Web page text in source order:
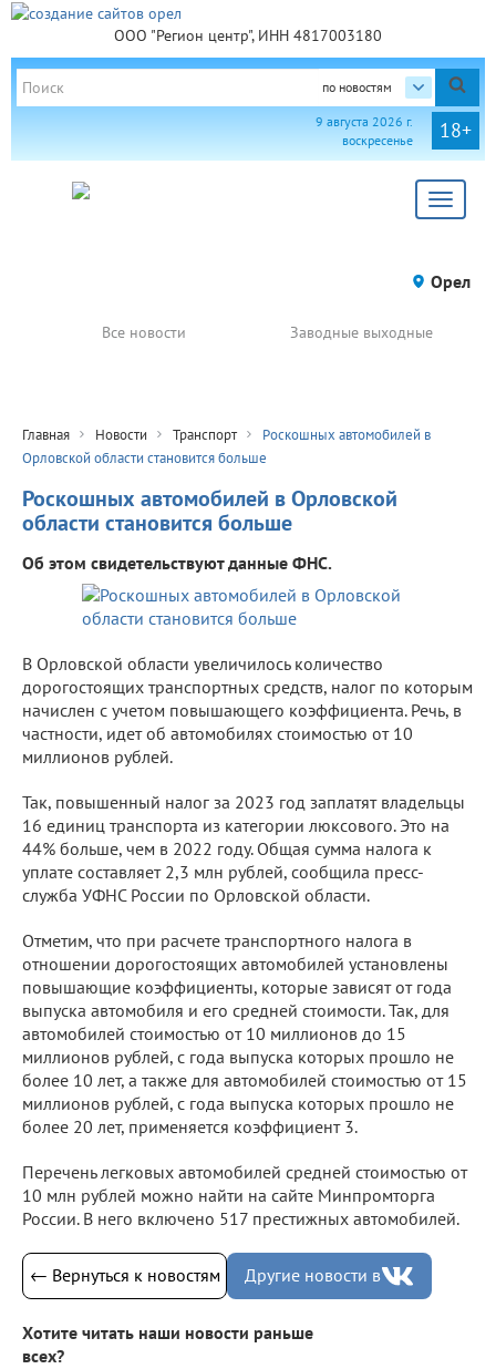
ООО "Регион центр", ИНН 4817003180
по новостям
18+
9 августа 2026 г.
воскресенье
Toggle
Орел
Все новости Заводные выходные
Главная Новости Транспорт
Роскошных автомобилей в
Орловской области становится больше
Роскошных автомобилей в Орловской
области становится больше
Об этом свидетельствуют данные ФНС.
В Орловской области увеличилось количество
дорогостоящих транспортных средств, налог по которым
начислен с учетом повышающего коэффициента. Речь, в
частности, идет об автомобилях стоимостью от 10
миллионов рублей.
Так, повышенный налог за 2023 год заплатят владельцы
16 единиц транспорта из категории люксового. Это на
44% больше, чем в 2022 году. Общая сумма налога к
уплате составляет 2,3 млн рублей, сообщила пресс-
служба УФНС России по Орловской области.
Отметим, что при расчете транспортного налога в
отношении дорогостоящих автомобилей установлены
повышающие коэффициенты, которые зависят от года
выпуска автомобиля и его средней стоимости. Так, для
автомобилей стоимостью от 10 миллионов до 15
миллионов рублей, с года выпуска которых прошло не
более 10 лет, а также для автомобилей стоимостью от 15
миллионов рублей, с года выпуска которых прошло не
более 20 лет, применяется коэффициент 3.
Перечень легковых автомобилей средней стоимостью от
10 млн рублей можно найти на сайте Минпромторга
России. В него включено 517 престижных автомобилей.
← Вернуться к новостям Другие новости в
Хотите читать наши новости раньше
всех?